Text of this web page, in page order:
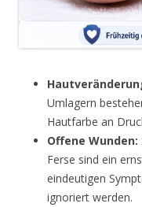
Umlagern
Hautfarbe an
Offene Wunden:
Ferse sind ein
eindeutigen
ignoriert werden.